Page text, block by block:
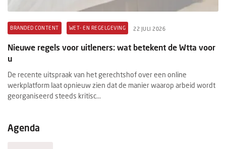
BRANDED CONTENT WET- EN REGELGEVING 22 JULI 2026
Nieuwe regels voor uitleners: wat betekent de Wtta voor
u
De recente uitspraak van het gerechtshof over een online
werkplatform laat opnieuw zien dat de manier waarop arbeid wordt
georganiseerd steeds kritisc...
Agenda